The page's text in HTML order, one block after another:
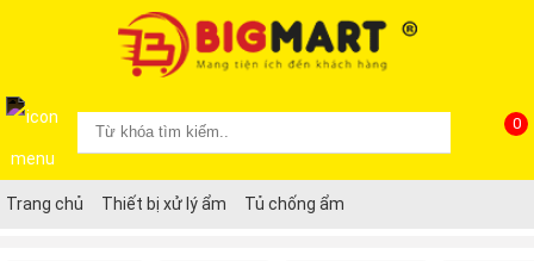
0
Trang chủ Thiết bị xử lý ẩm Tủ chống ẩm